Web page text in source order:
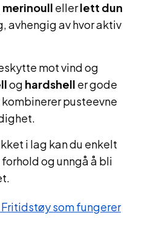
merinoull ellerlett dun
avhengig av hvor aktiv
mot vind og
og hardshell er gode
pusteevne
i lag kan du enkelt
og unngå å bli
som fungerer